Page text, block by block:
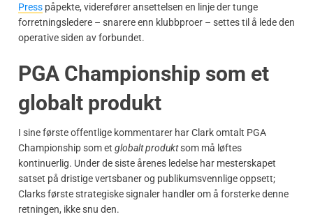
Press påpekte, viderefører ansettelsen en linje der tunge
forretningsledere – snarere enn klubbproer – settes til å lede den
operative siden av forbundet.
PGA Championship som et
globalt produkt
I sine første offentlige kommentarer har Clark omtalt PGA
Championship som et globalt produktsom må løftes
kontinuerlig. Under de siste årenes ledelse har mesterskapet
satset på dristige vertsbaner og publikumsvennlige oppsett;
Clarks første strategiske signaler handler om å forsterke denne
retningen, ikke snu den.